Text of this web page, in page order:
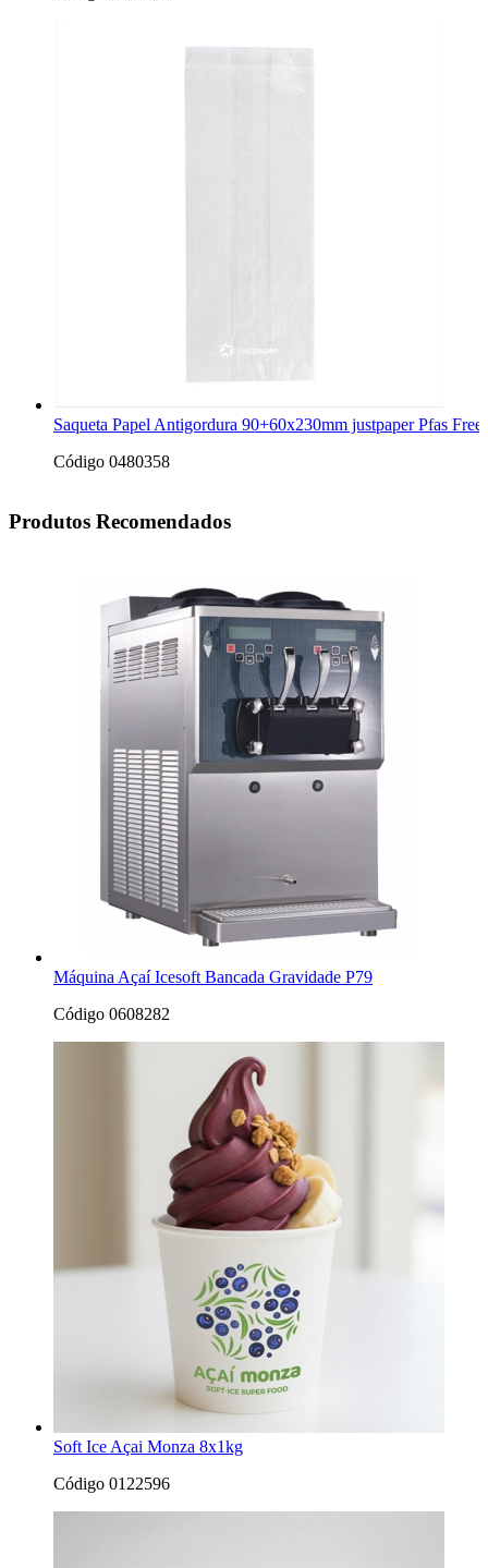
Saqueta Papel Antigordura 90+60x230mm justpaper Pfas Free
Código 0480358
Produtos Recomendados
Máquina Açaí Icesoft Bancada Gravidade P79
Código 0608282
Soft Ice Açai Monza 8x1kg
Código 0122596